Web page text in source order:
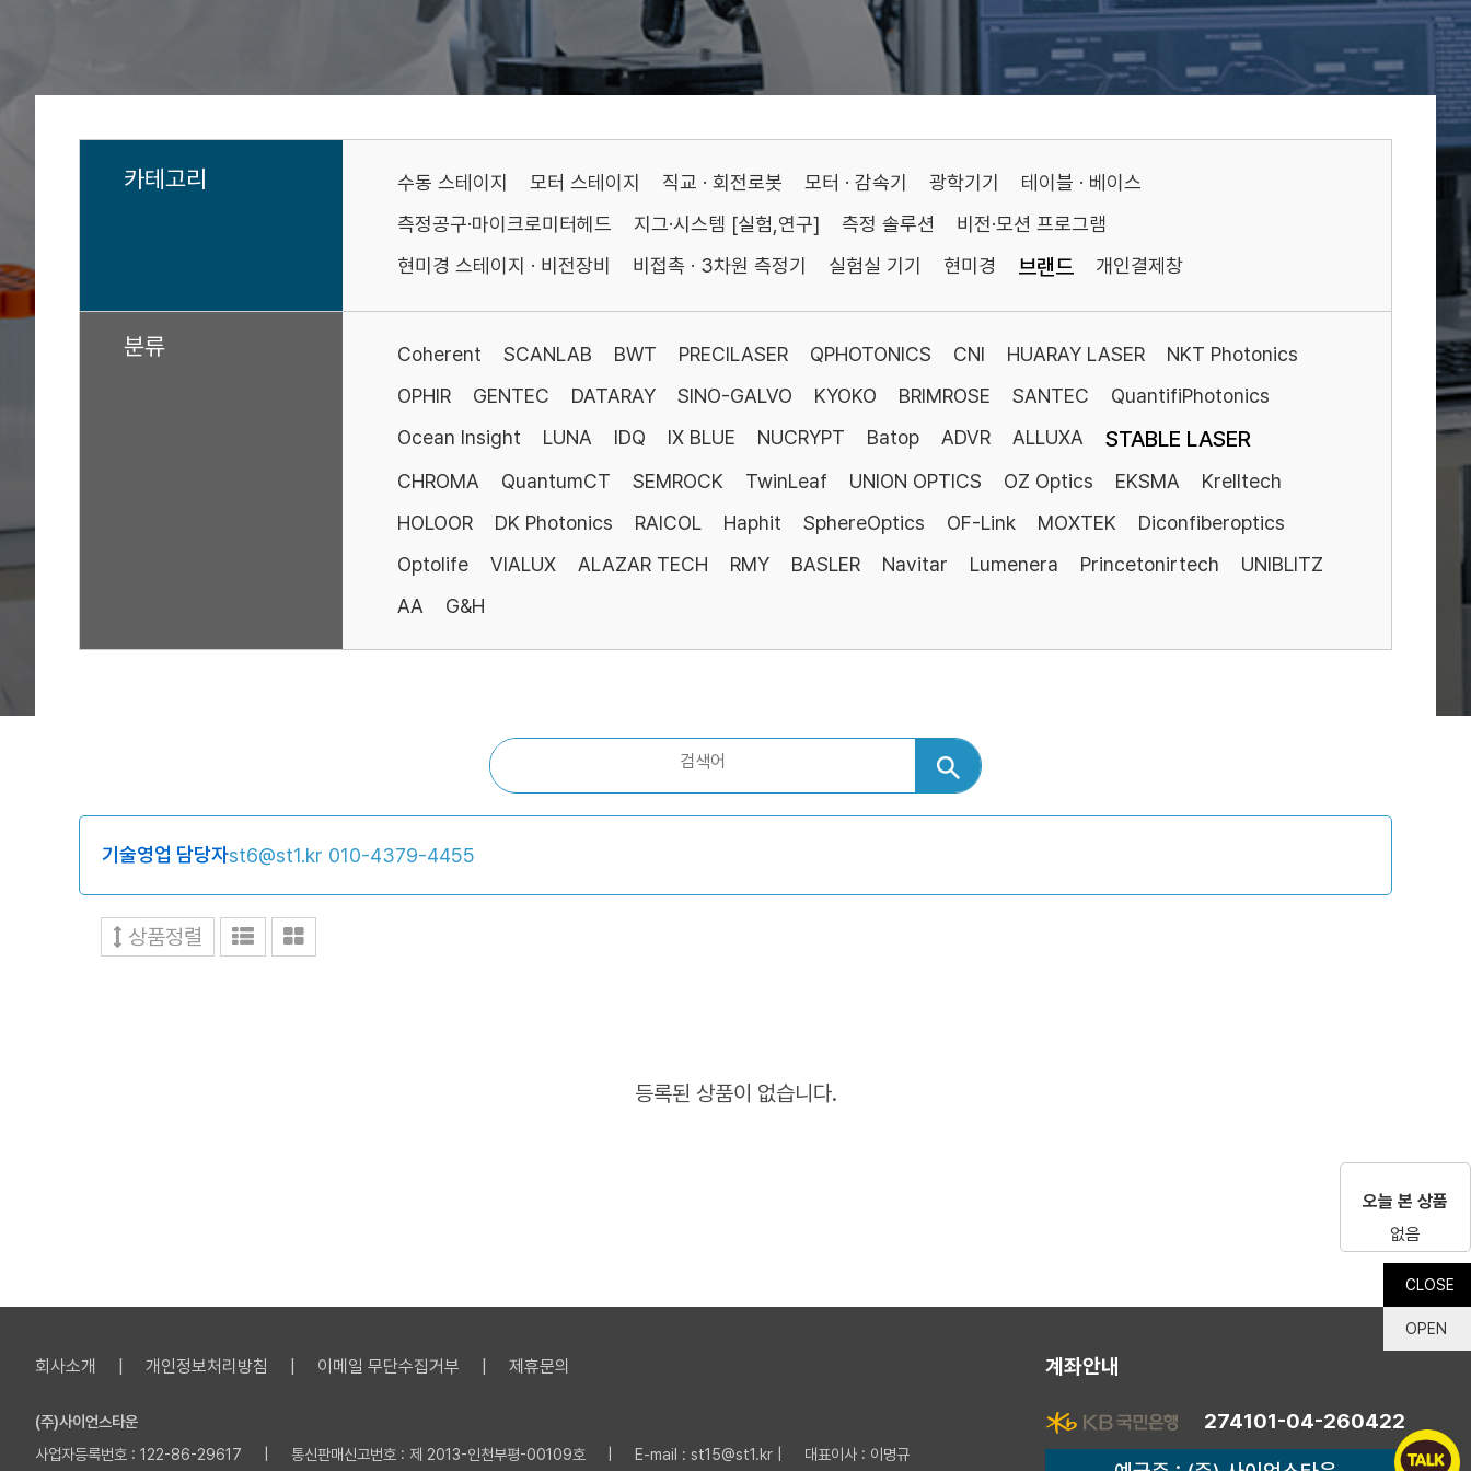
카테고리 수동 스테이지 모터 스테이지 직교 · 회전로봇 모터 · 감속기 광학기기
테이블 · 베이스
측정공구·마이크로미터헤드
지그·시스템 [실험,연구] 측정 솔루션
비전·모션 프로그램
현미경 스테이지 · 비전장비
비접촉 · 3차원 측정기 실험실 기기 현미경 브랜드 개인결제창
분류 Coherent SCANLAB BWT PRECILASER QPHOTONICS CNI HUARAY LASER
NKT Photonics
OPHIR
GENTEC DATARAY SINO-GALVO KYOKO BRIMROSE SANTEC
QuantifiPhotonics
Ocean Insight
LUNA IDQ IX BLUE NUCRYPT Batop ADVR ALLUXA STABLE LASER
CHROMA QuantumCT SEMROCK TwinLeaf UNION OPTICS OZ Optics EKSMA
Krelltech
HOLOOR
DK Photonics RAICOL Haphit SphereOptics OF-Link MOXTEK
Diconfiberoptics
Optolife
VIALUX ALAZAR TECH RMY BASLER Navitar Lumenera Princetonirtech
UNIBLITZ
AA
G&H
기술영업 담당자st6@st1.kr 010-4379-4455
상품정렬
등록된 상품이 없습니다.
회사소개 개인정보처리방침 이메일 무단수집거부 제휴문의
(주)사이언스타운
사업자등록번호 : 122-86-29617 | 통신판매신고번호 : 제 2013-인천부평-00109호 | E-mail : st15@st1.kr | 대표이사 : 이명규
계좌안내
274101-04-260422
CLOSE
OPEN
오늘 본 상품
없음